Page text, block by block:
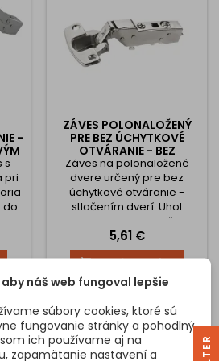
-
s
pri
do
sa
ZÁVES POLONALOŽENÝ
PRE BEZ ÚCHYTKOVÉ
OTVÁRANIE - BEZ
TLMENIA 110° SENSYS
Záves na polonaložené
dvere určený pre bez
úchytkové otváranie -
stlačením dverí. Uhol
otvorenia 110° a rozteč dier
uchytenia závesu 52 mm K
závesu je nutné dokúpiť
hrúbku dverí 15 - 24 mm
Hĺbka misky 12,8 mm
Uchytenie podložky
spôsobom CLIP - na
nacvaknutie
Cena
5,61 €
 Vložiť do košíka
náš web fungoval lepšie
súbory cookies, ktoré sú
fungovanie stránky a pohodlný
ich používame aj na
zapamätanie nastavení a